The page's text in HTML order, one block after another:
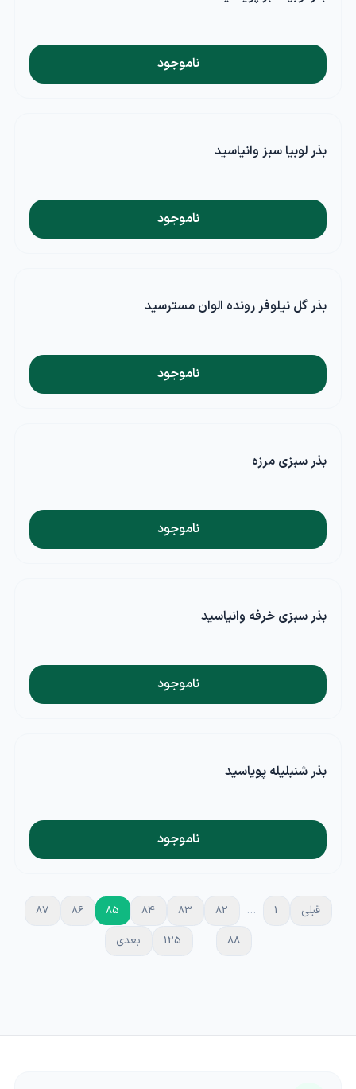
ناموجود
بذر لوبیا سبز وانیاسید
ناموجود
بذر گل نیلوفر رونده الوان مسترسید
ناموجود
بذر سبزی مرزه
ناموجود
بذر سبزی خرفه وانیاسید
ناموجود
بذر شنبلیله پویاسید
ناموجود
قبلی 1
…
82
83
84
85
86
87
88
…
125 بعدی